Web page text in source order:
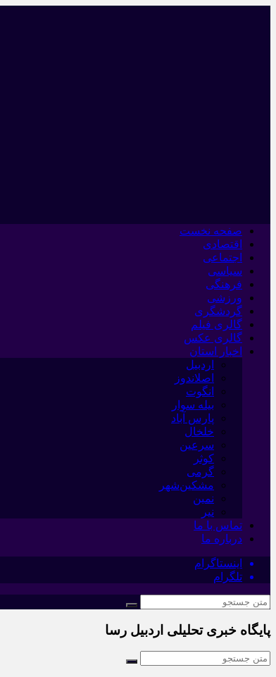
صفحه نخست
اقتصادی
اجتماعی
سیاسی
فرهنگی
ورزشی
گردشگری
گالری فیلم
گالری عکس
اخبار استان
اردبیل
اصلاندوز
انگوت
بیله سوار
پارس آباد
خلخال
سرعین
کوثر
گرمی
مشکین‌شهر
نمین
نیر
تماس با ما
درباره ما
اینستاگرام
تلگرام
پایگاه خبری تحلیلی اردبیل رسا